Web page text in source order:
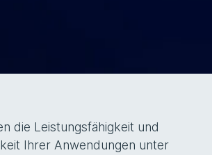
die Leistungsfähigkeit und
Ihrer Anwendungen unter